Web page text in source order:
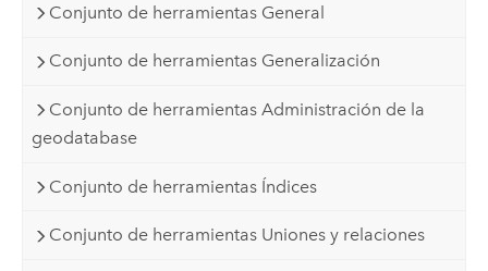
Conjunto de herramientas General
Conjunto de herramientas Generalización
Conjunto de herramientas Administración de la
geodatabase
Conjunto de herramientas Índices
Conjunto de herramientas Uniones y relaciones